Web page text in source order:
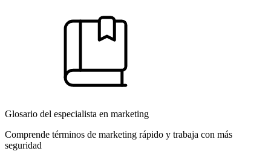
Glosario del especialista en marketing
Comprende términos de marketing rápido y trabaja con más
seguridad